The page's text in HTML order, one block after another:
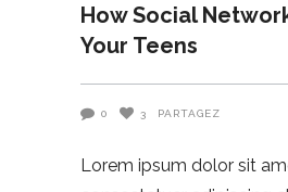
How Social
Your Teens
0 3 PARTAGEZ
Lorem ipsum dolor sit